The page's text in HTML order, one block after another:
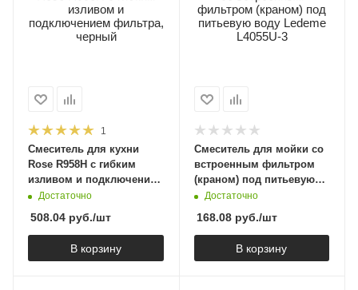
1
Смеситель для кухни
Rose R958H с гибким
изливом и подключением
фильтра, черный
Достаточно
508.04 руб./шт
В корзину
Смеситель для мойки со
встроенным фильтром
(краном) под питьевую
воду Ledeme L4055U-3
Достаточно
168.08руб./шт
В корзину